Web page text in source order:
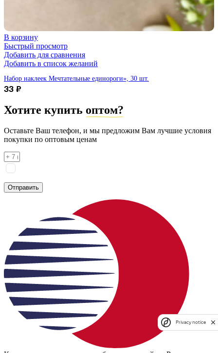
В корзину
Быстрый просмотр
Добавить для сравнения
Добавить в список желаний
Набор наклеек Мечтательные единороги», 30 шт.
33 ₽
Хотите купить оптом?
Оставьте Ваш телефон, и мы предложим Вам лучшие условия
покупки по оптовым ценам
Отправить
Privacy notice